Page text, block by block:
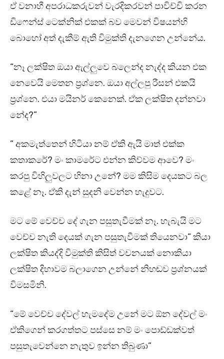
ඒ වනාහී අපරාධකරුවන් වැරදිකරවන් පාවිච්චි කරන
ඩිෆෙන්ස් ටෙක්නික් එකක් බව මෙවන් විෂයන්හි
බොහෝ අත් දැකීම් ඇති විමුක්ති දැනගෙන උන්නේය.
“නෑ ලක්ෂිත ඔයා ඇල්ලුවෙ බලෙන්ද නැද්ද කියන එක
නෙවෙයි මෙතන ප්‍රශ්නෙ. ඔයා අල්ලපු රීසන් එකයි
ප්‍රශ්නෙ. එයා මයිනර් කෙනෙක්. ඒක ලක්ෂිත දන්නවා
නේද?”
” අකමැත්තෙන් හිටියා නම් ඒකි ඇයි මාත් එක්ක
කතාකරේ? මං කාමරේට එන්න කිව්වම ආවෙ? මං
කරපු විහිලුවලට හිනා උනේ? මම කිසිම දෙයකට බල
කළේ නෑ. ඒකි දැන් සුදනි වෙන්න හැදුවට.
මට මේ වෙච්ච දේ ගැන පසුතැවීමක් නෑ. හැබැයි මට
වෙච්ච නැති දෙයක් ගැන පසුතැවීමක් තියෙනවා” කියා
ලක්ෂිත කියද්දි විමුක්ති කිසිත් වචනයක් නොකියා
ලක්ෂිත දිහාවම බලාගෙන උන්නේ නිහඬව ප්‍රශ්නයක්
විමසමිනි.
“මේ වෙච්ච දේවල් හැමදේම උනේ මට ඕන දේවල් මං
ඒකිගෙන් කරගත්තට පස්සෙ නම් මං පොඩ්ඩක්වත්
පසුතැවෙන්නෙ නැතුව ඉන්න තිබුණා”